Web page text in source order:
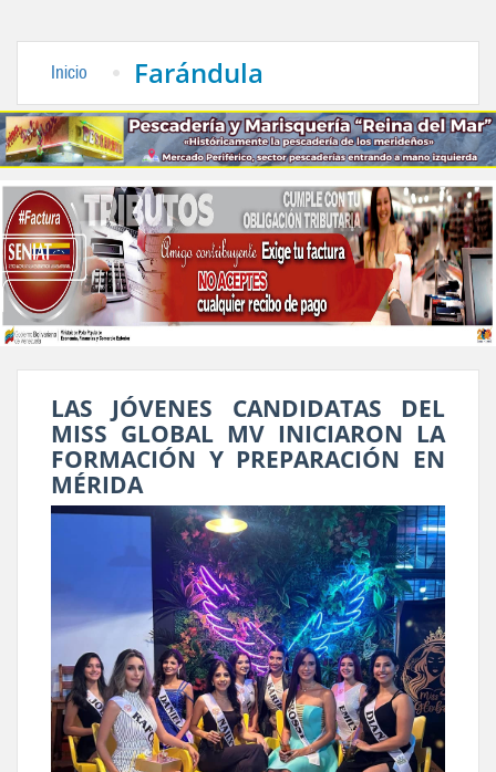
Inicio Farándula
LAS JÓVENES CANDIDATAS DEL
MISS GLOBAL MV INICIARON LA
FORMACIÓN Y PREPARACIÓN EN
MÉRIDA